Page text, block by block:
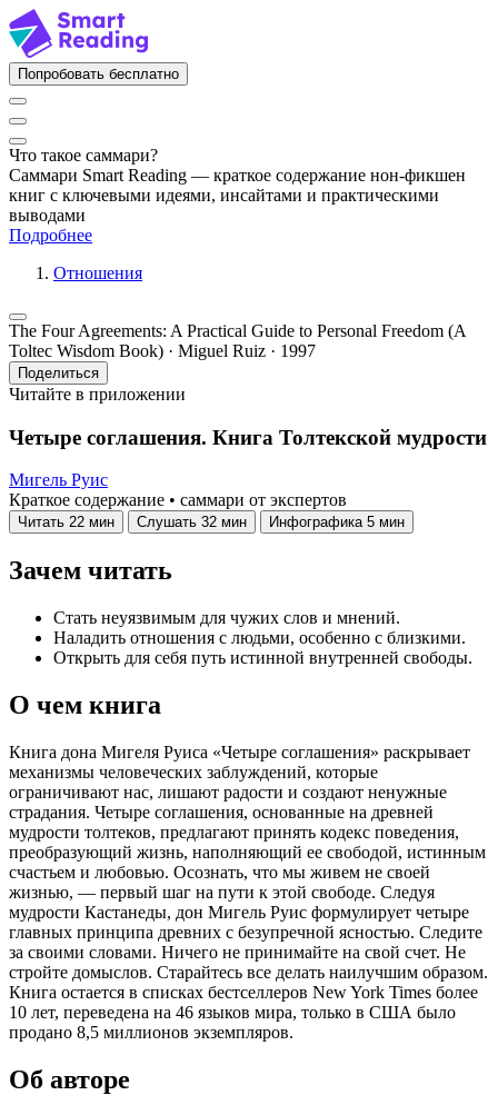
Попробовать бесплатно
Что такое саммари?
Саммари Smart Reading — краткое содержание нон-фикшен
книг с ключевыми идеями, инсайтами и практическими
выводами
Подробнее
Отношения
The Four Agreements: A Practical Guide to Personal Freedom (A
Toltec Wisdom Book) · Miguel Ruiz · 1997
Поделиться
Читайте в приложении
Четыре соглашения. Книга Толтекской мудрости
Мигель Руис
Краткое содержание • саммари от экспертов
Читать 22 мин Слушать 32 мин Инфографика 5 мин
Зачем читать
Стать неуязвимым для чужих слов и мнений.
Наладить отношения с людьми, особенно с близкими.
Открыть для себя путь истинной внутренней свободы.
О чем книга
Книга дона Мигеля Руиса «Четыре соглашения» раскрывает
механизмы человеческих заблуждений, которые
ограничивают нас, лишают радости и создают ненужные
страдания. Четыре соглашения, основанные на древней
мудрости толтеков, предлагают принять кодекс поведения,
преобразующий жизнь, наполняющий ее свободой, истинным
счастьем и любовью. Осознать, что мы живем не своей
жизнью, — первый шаг на пути к этой свободе. Следуя
мудрости Кастанеды, дон Мигель Руис формулирует четыре
главных принципа древних с безупречной ясностью. Следите
за своими словами. Ничего не принимайте на свой счет. Не
стройте домыслов. Старайтесь все делать наилучшим образом.
Книга остается в списках бестселлеров New York Times более
10 лет, переведена на 46 языков мира, только в США было
продано 8,5 миллионов экземпляров.
Об авторе